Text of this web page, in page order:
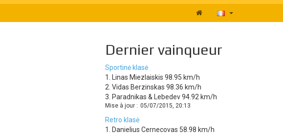
Dernier vainqueur
Sportinė klasė
1. Linas Miezlaiskis 98.95 km/h
2. Vidas Berzinskas 98.36 km/h
3. Paradnikas & Lebedev 94.92 km/h
Mise à jour : 05/07/2015, 20:13
Retro klasė
1. Danielius Cernecovas 58.98 km/h